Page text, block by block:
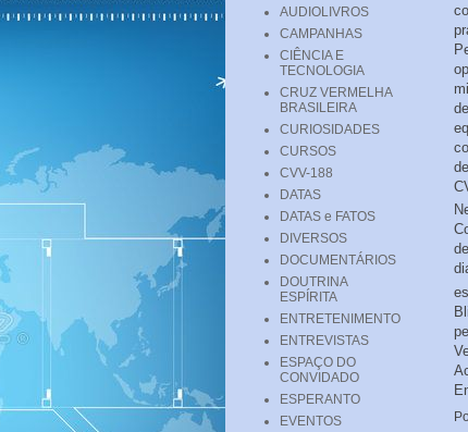
AUDIOLIVROS
CAMPANHAS
CIÊNCIA E
TECNOLOGIA
CRUZ VERMELHA
BRASILEIRA
CURIOSIDADES
CURSOS
CVV-188
DATAS
DATAS e FATOS
DIVERSOS
DOCUMENTÁRIOS
DOUTRINA
ESPÍRITA
ENTRETENIMENTO
ENTREVISTAS
ESPAÇO DO
CONVIDADO
ESPERANTO
EVENTOS